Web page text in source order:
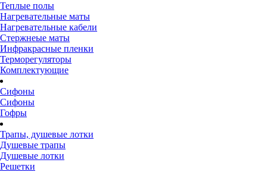
Теплые полы
Нагревательные маты
Нагревательные кабели
Стержнеые маты
Инфракрасные пленки
Терморегуляторы
Комплектующие
Сифоны
Сифоны
Гофры
Трапы, душевые лотки
Душевые трапы
Душевые лотки
Решетки